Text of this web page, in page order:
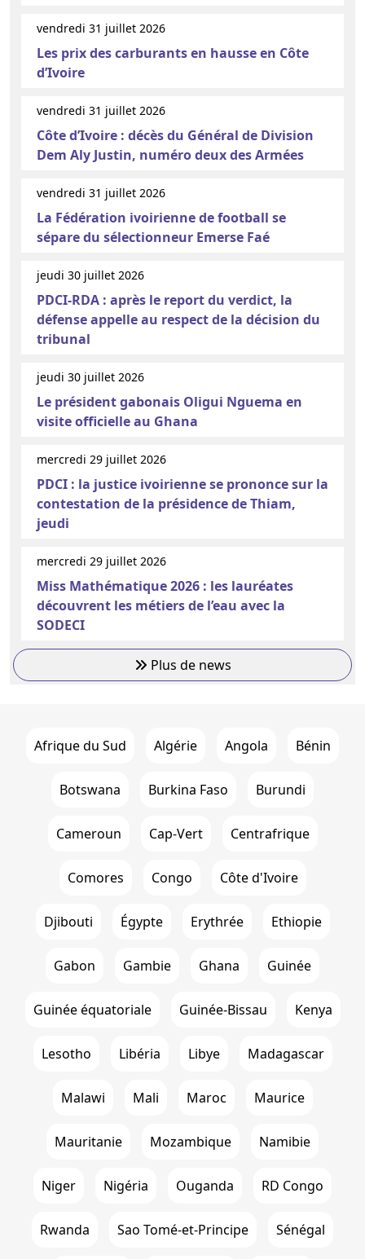
vendredi 31 juillet 2026
Les prix des carburants en hausse en Côte
d’Ivoire
vendredi 31 juillet 2026
Côte d’Ivoire : décès du Général de Division
Dem Aly Justin, numéro deux des Armées
vendredi 31 juillet 2026
La Fédération ivoirienne de football se
sépare du sélectionneur Emerse Faé
jeudi 30 juillet 2026
PDCI-RDA : après le report du verdict, la
défense appelle au respect de la décision du
tribunal
jeudi 30 juillet 2026
Le président gabonais Oligui Nguema en
visite officielle au Ghana
mercredi 29 juillet 2026
PDCI : la justice ivoirienne se prononce sur la
contestation de la présidence de Thiam,
jeudi
mercredi 29 juillet 2026
Miss Mathématique 2026 : les lauréates
découvrent les métiers de l’eau avec la
SODECI
Plus de news
Afrique du Sud Algérie Angola Bénin
Botswana Burkina Faso Burundi
Cameroun Cap-Vert Centrafrique
Comores Congo Côte d'Ivoire
Djibouti Égypte Erythrée Ethiopie
Gabon Gambie Ghana Guinée
Guinée équatoriale Guinée-Bissau Kenya
Lesotho Libéria Libye Madagascar
Malawi Mali Maroc Maurice
Mauritanie Mozambique Namibie
Niger Nigéria Ouganda RD Congo
Rwanda Sao Tomé-et-Principe Sénégal